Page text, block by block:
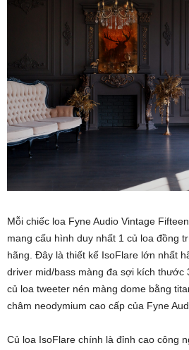
Mỗi chiếc loa Fyne Audio Vintage
mang cấu hình duy nhất 1 củ loa đồng
hãng. Đây là thiết kế IsoFlare lớn nhất
driver mid/bass màng đa sợi kích thước
củ loa tweeter nén màng dome bằng
châm neodymium cao cấp của Fyne
Củ loa IsoFlare chính là đỉnh cao công